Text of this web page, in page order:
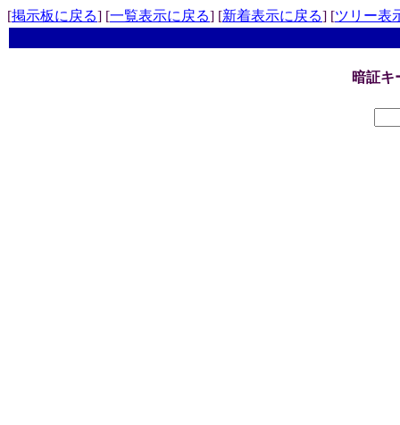
[掲示板に戻る] [一覧表示に戻る] [新着表示に戻る] [ツリー表
暗証キ